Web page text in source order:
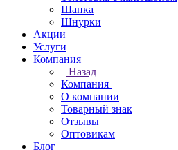
Шапка
Шнурки
Акции
Услуги
Компания
Назад
Компания
О компании
Товарный знак
Отзывы
Оптовикам
Блог